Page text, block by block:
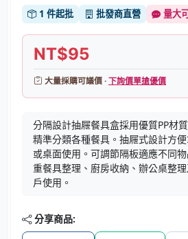
1 件起批 批發商直營 量大
NT$95
大量採購可議價 ·下詢價單搶優價
分隔設計抽屜餐具盒採用優質PP材
精準分類各種餐具。抽屜式設計方
或桌面使用。可調節隔板適應不同
重餐具整理、廚房收納、辦公桌整
戶使用。
分享商品: